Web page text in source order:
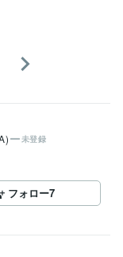
未登録
フォロー7